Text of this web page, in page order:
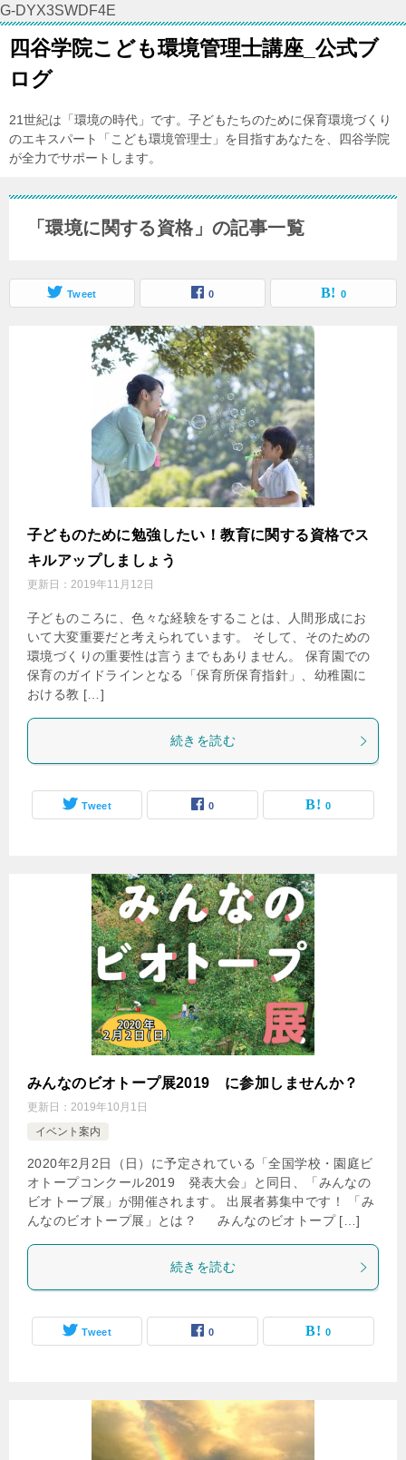
G-DYX3SWDF4E
四谷学院こども環境管理士講座_公式ブ
ログ
21世紀は「環境の時代」です。子どもたちのために保育環境づくり
のエキスパート「こども環境管理士」を目指すあなたを、四谷学院
が全力でサポートします。
「環境に関する資格」の記事一覧
Tweet 0 0
子どものために勉強したい！教育に関する資格でス
キルアップしましょう
更新日： 2019年11月12日
子どものころに、色々な経験をすることは、人間形成にお
いて大変重要だと考えられています。 そして、そのための
環境づくりの重要性は言うまでもありません。 保育園での
保育のガイドラインとなる「保育所保育指針」、幼稚園に
おける教 […]
続きを読む
Tweet 0 0
みんなのビオトープ展2019 に参加しませんか？
更新日： 2019年10月1日
イベント案内
2020年2月2日（日）に予定されている「全国学校・園庭ビ
オトープコンクール2019 発表大会」と同日、「みんなの
ビオトープ展」が開催されます。 出展者募集中です！ 「み
んなのビオトープ展」とは？ みんなのビオトープ […]
続きを読む
Tweet 0 0